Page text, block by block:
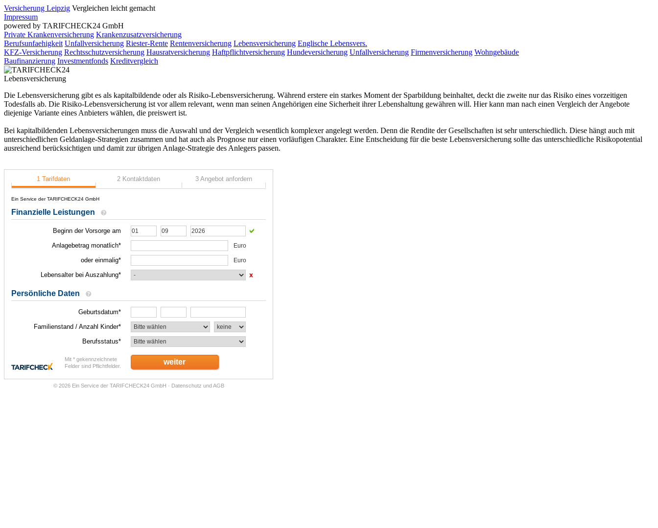
Versicherung Leipzig Vergleichen leicht gemacht
Impressum
powered by TARIFCHECK24 GmbH
Private Krankenversicherung Krankenzusatzversicherung
Berufsunfaehigkeit Unfallversicherung Riester-Rente Rentenversicherung Lebensversicherung Englische Lebensvers.
KFZ-Versicherung Rechtsschutzversicherung Hausratversicherung Haftpflichtversicherung Hundeversicherung Unfallversicherung Firmenversicherung Wohngebäude
Baufinanzierung Investmentfonds Kreditvergleich
Lebensversicherung
Die Lebensversicherung gibt es als kapitalbildende oder als Risiko-Lebensversicherung. Während erstere ein starkes Moment der Sparbildung beinhaltet, deckt die zweite nur das Risiko eines vorzeitigen
Todesfalls ab. Die Risiko-Lebensversicherung ist vor allem relevant, wenn man seinen Angehörigen eine Sicherheit ihrer Lebenshaltung gewähren will. Hier kann man nach einen Vergleich der Angebote
diejenige Variante eines Anbieters wählen, die preiswert ist.
Bei kapitalbildenden Lebensversicherungen muss die Auswahl und der Vergleich wesentlich komplexer angelegt werden. Denn die Rendite der Gesellschaften ist sehr unterschiedlich. Diese hängt auch mit
unterschiedlichen Geldanlage-Strategien zusammen und hat auch als Prognose nur einen vorläufigen Charakter. Eine Entscheidung für die beste Lebensversicherung sollte das unterschiedliche Risikopotential
ausreichend berücksichtigen und damit zur übrigen Anlage-Strategie des Anlegers passen.